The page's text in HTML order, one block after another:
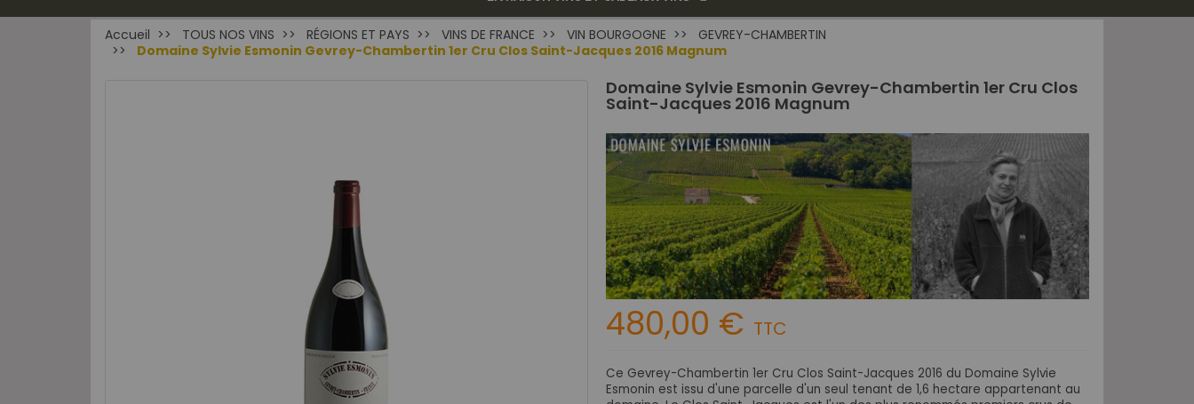
Accueil TOUS NOS VINS RÉGIONS ET PAYS VINS DE FRANCE VIN BOURGOGNE
GEVREY-CHAMBERTIN
Domaine Sylvie Esmonin Gevrey-Chambertin 1er Cru Clos Saint-Jacques 2016 Magnum
Domaine Sylvie Esmonin Gevrey-Chambertin 1er Cru Clos
Saint-Jacques 2016 Magnum
480,00 € TTC
Ce Gevrey-Chambertin 1er Cru Clos Saint-Jacques 2016 du Domaine Sylvie
Esmonin est issu d'une parcelle d'un seul tenant de 1,6 hectare appartenant au